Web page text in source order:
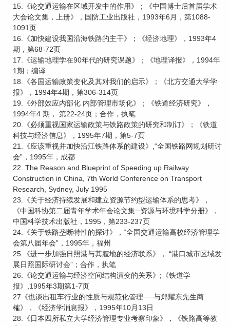
15.《论交通运输在区域开发中的作用》；《中国博士后首届学术
大会论文集，上册》，国防工业出版社，1993年6月，第1088-
1091页
16.《加快建设我国沿海铁路的主干》；《经济地理》，1993年4
期，第68-72页
17.《运输地理学在90年代的研究课题》；《地理译报》，1994年
1期；编译
18.《各国运输政策变化及其对我们的启示》；《北方交通大学学
报》，1994年4期，第306-314页
19.《外部效应内部化 内部管理市场化》；《铁道经济研究》，
1994年4 期， 第22-24页；合作，执笔
20.《必须重视国家运输政策与铁路政策的研究和制订》；《铁道
科技与经济信息》，1995年7期，第5-7页
21.《应该重视并加快沿江铁路体系的建设》,“全国铁路网规划研讨
会”，1995年，成都
22. The Reason and Blueprint of Speeding up Railway
Construction in China, 7th World Conference on Transport
Research, Sydney, July 1995
23.《关于经济持续发展和建立资源节约型运输体系的思考》，
《中国科协第二届青年学术年会论文集─资源与环境科学分册》，
中国科学技术出版社，1995，第233-237页
24.《关于铁路垄断特性的探讨》，“全国交通运输高校经济管理学
会第八届年会”，1995年，福州
25.《进一步加强日照港与其腹地的经济联系》， “港口城市区域发
展日照国际研讨会”；合作，执笔
26.《论交通运输与经济空间结构演变的关系》;《铁道学
报》,1995年3期第1-7页
27《也谈出租车行业的性质与规范化管理──与郑耀东先生商
榷》，《经济学消息报》，1995年10月13日
28.《日本四所私立大学经济管理专业考察印象》，《铁路高等教